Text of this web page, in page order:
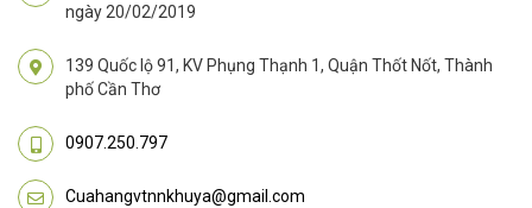
ngày 20/02/2019
139 Quốc lộ 91, KV Phụng Thạnh 1, Quận Thốt Nốt, Thành
phố Cần Thơ
0907.250.797
Cuahangvtnnkhuya@gmail.com